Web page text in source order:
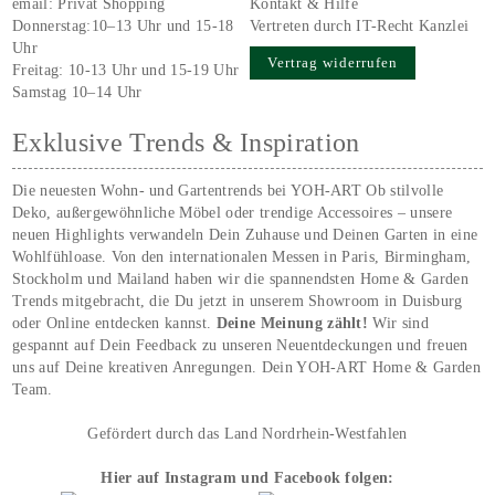
email: Privat Shopping
Donnerstag:10–13 Uhr und 15-18
Uhr
Freitag: 10-13 Uhr und 15-19 Uhr
Samstag 10–14 Uhr
Kontakt & Hilfe
Vertreten durch IT-Recht Kanzlei
Vertrag widerrufen
Exklusive Trends & Inspiration
Die neuesten Wohn- und Gartentrends bei YOH‑ART Ob stilvolle
Deko, außergewöhnliche Möbel oder trendige Accessoires – unsere
neuen Highlights verwandeln Dein Zuhause und Deinen Garten in eine
Wohlfühloase. Von den internationalen Messen in Paris, Birmingham,
Stockholm und Mailand haben wir die spannendsten Home & Garden
Trends mitgebracht, die Du jetzt in unserem Showroom in Duisburg
oder Online entdecken kannst. Deine Meinung zählt!Wir sind
gespannt auf Dein Feedback zu unseren Neuentdeckungen und freuen
uns auf Deine kreativen Anregungen. Dein YOH‑ART Home & Garden
Team.
Gefördert durch das Land Nordrhein-Westfahlen
Hier auf Instagram und Facebook folgen: